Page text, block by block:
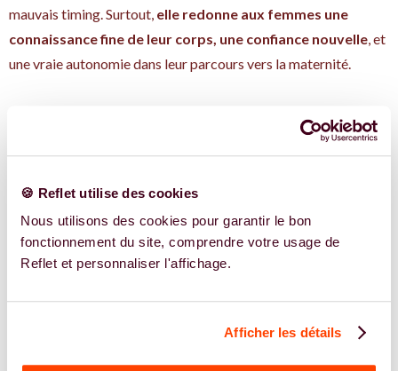
🍪 Reflet utilise des cookies
Nous utilisons des cookies pour garantir le bon
fonctionnement du site, comprendre votre usage de
Reflet et personnaliser l'affichage.
Afficher les détails
mauvais timing. Surtout, elle redonne aux femmes une
connaissance fine de leur corps, une confiance nouvelle, et
une vraie autonomie dans leur parcours vers la maternité.
Des expert.e.s en
méthode
symtothermique pour
vos problématiques
LA MÉTHODE